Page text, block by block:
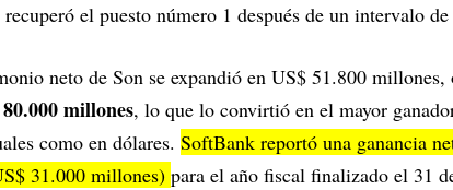
el puesto número 1 después de un intervalo de
neto de Son se expandió en US$ 51.800
millones, lo que lo convirtió en el mayor
como en dólares. SoftBank reportó una ganancia
31.000 millones) para el año fiscal finalizado el 31